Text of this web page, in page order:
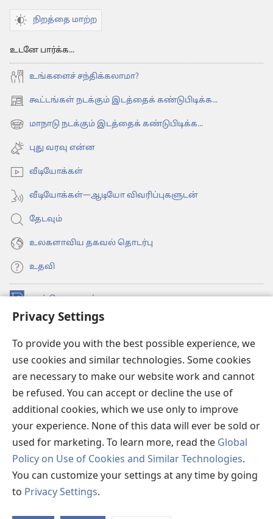
Privacy Settings
To provide you with the best possible experience, we
use cookies and similar technologies. Some cookies
are necessary to make our website work and cannot
be refused. You can accept or decline the use of
additional cookies, which we use only to improve
your experience. None of this data will ever be sold or
used for marketing. To learn more, read the Global
Policy on Use of Cookies and Similar Technologies.
You can customize your settings at any time by going
to Privacy Settings.
நிறத்தை மாற்ற
உடனே பார்க்க...
உங்களைச் சந்திக்கலாமா?
கூட்டங்கள் நடக்கும் இடத்தைக் கண்டுபிடிக்க...
(opens
new மாநாடு நடக்கும் இடத்தைக் கண்டுபிடிக்க...
(opens
new
window)
புது வரவு என்ன
வீடியோக்கள்
வீடியோக்கள்—ஆடியோ விவரிப்புகளுடன்
தேடவும்
உலகளாவிய தகவல் தொடர்பு
உதவி
நன்கொடைகள்
new
(opens
JW Hub®
window)JW லைப்ரரி
உவாட்ச்டவர் லைப்ரரி
Copyright© 2026 Watch Tower Bible and Tract Society of Pennsylvania.